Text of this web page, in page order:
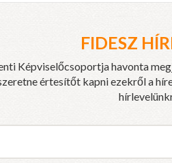
FIDESZ
Képviselőcsoportja havonta
értesítőt kapni ezekről a